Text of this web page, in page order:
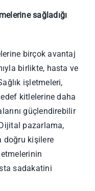
sağladığı
birçok avantaj
birlikte, hasta ve
işletmeleri,
kitlelerine daha
güçlendirebilir
pazarlama,
doğru kişilere
sadakatini